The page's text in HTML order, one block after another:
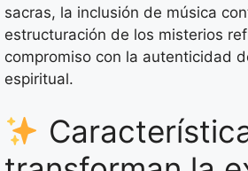
sacras, la inclusión de música
estructuración de los misterios
compromiso con la autenticidad
espiritual.